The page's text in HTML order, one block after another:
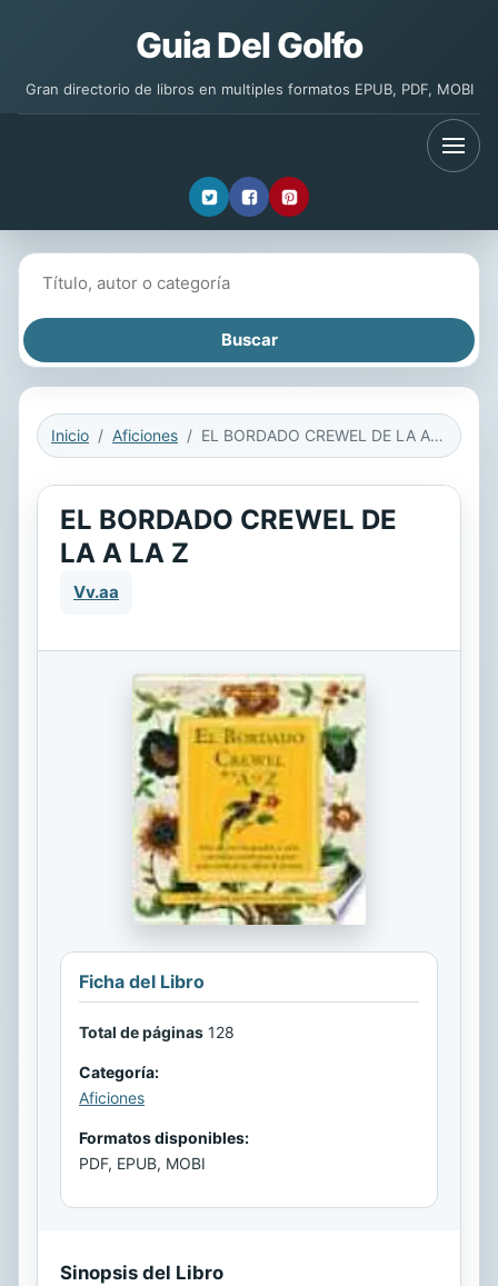
Guia Del Golfo
Gran directorio de libros en multiples formatos EPUB, PDF, MOBI
Inicio Aficiones EL BORDADO CREWEL DE LA A LA Z
EL BORDADO CREWEL DE
LA A LA Z
Vv.aa
Ficha del Libro
Total de páginas 128
Categoría:
Aficiones
Formatos disponibles:
PDF, EPUB, MOBI
Sinopsis del Libro